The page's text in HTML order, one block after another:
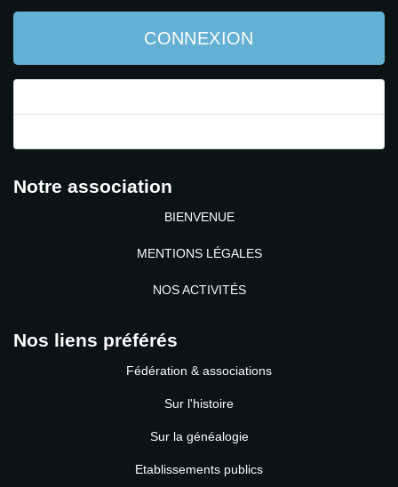
CONNEXION
Notre association
BIENVENUE
MENTIONS LÉGALES
NOS ACTIVITÉS
Nos liens préférés
Fédération & associations
Sur l'histoire
Sur la généalogie
Etablissements publics